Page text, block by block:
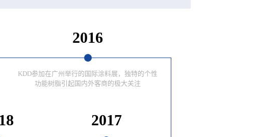
2016
KDD参加在广州举行的国际涂料展，独特的个性
功能树脂引起国内外客商的极大关注
2017